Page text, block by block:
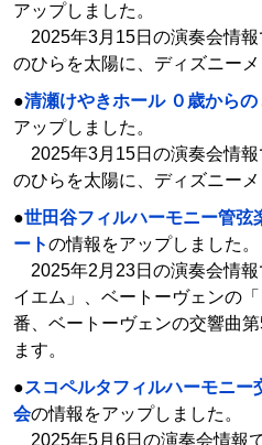
アップしました。
2025年3月15日の演奏会情
のひらを太陽に、ディズニーメ
●清瀬けやきホール ０歳からの
アップしました。
2025年3月15日の演奏会情
のひらを太陽に、ディズニーメ
●世田谷フィルハーモニー管弦
ートの情報をアップしました。
2025年2月23日の演奏会情報
イエム」、ベートーヴェンの
番、ベートーヴェンの交響曲
ます。
●スコペルタフィルハーモニー
会の情報をアップしました。
2025年5月6日の演奏会情報